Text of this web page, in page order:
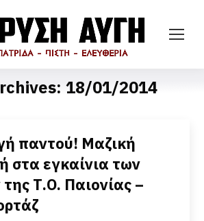
18/01/2014
παντού! Μαζική
στα εγκαίνια των
Τ.Ο. Παιονίας –